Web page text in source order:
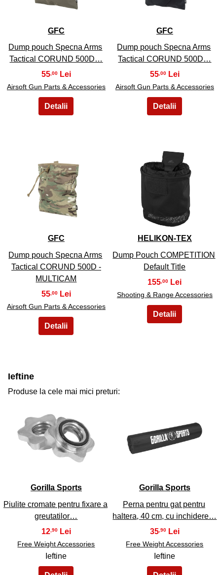
GFC
Dump pouch Specna Arms
Tactical CORUND 500D…
55,00
Airsoft Gun Parts & Accessories
GFC
Dump pouch Specna Arms
Tactical CORUND 500D…
55,00
Airsoft Gun Parts & Accessories
29
GFC
Dump pouch Specna Arms
Tactical CORUND 500D -
MULTICAM
55,00
Airsoft Gun Parts & Accessories
HELIKON-TEX
Dump Pouch COMPETITION
Default Title
155 ,00
Shooting & Range Accessories
Ieftine
Produse la cele mai mici preturi:
31
Gorilla Sports
Piulite cromate pentru fixare a
greutatilor…
12,90
Free Weight Accessories
Ieftine
32
Gorilla Sports
Perna pentru gat pentru
haltera, 40 cm, cu inchidere…
35,90
Free Weight Accessories
Ieftine